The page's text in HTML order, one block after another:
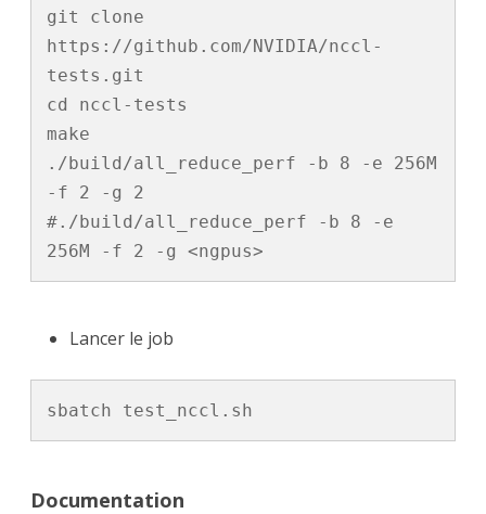
git clone
https://github.com/NVIDIA/nccl-
tests.git
cd nccl-tests
make
./build/all_reduce_perf -b 8 -e 256M
-f 2 -g 2
#./build/all_reduce_perf -b 8 -e
256M -f 2 -g <ngpus>
Lancer le job
sbatch test_nccl.sh
Documentation